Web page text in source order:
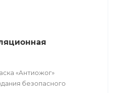
«Антиожог»
безопасного